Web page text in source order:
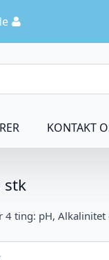
KONTAKT
stk
4 ting: pH,